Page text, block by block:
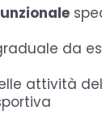
da
attività